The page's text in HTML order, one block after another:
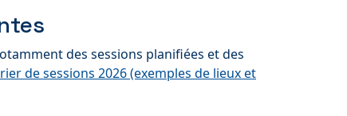
des sessions planifiées et des
de sessions 2026 (exemples de lieux et